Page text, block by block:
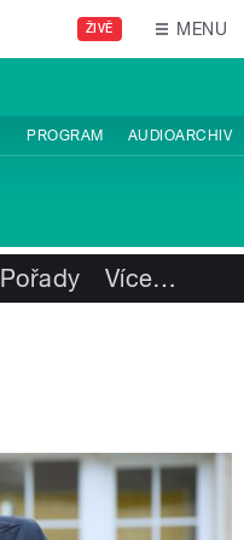
ŽIVĚ MENU
PROGRAM AUDIOARCHIV
Pořady Více…